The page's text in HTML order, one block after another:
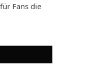
Fans die